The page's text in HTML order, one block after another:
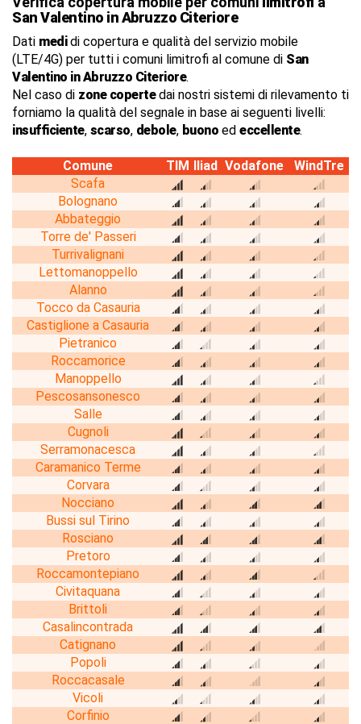
San Valentino in Abruzzo Citeriore
Dati medidi copertura e qualità del servizio mobile
(LTE/4G) per tutti i comuni limitrofi al comune di San
Valentino in Abruzzo Citeriore.
Nel caso di zone copertedai nostri sistemi di rilevamento ti
forniamo la qualità del segnale in base ai seguenti livelli:
insufficiente, scarso, debole, buono ed eccellente.
Comune TIM Iliad Vodafone
WindTre
Scafa
Bolognano
Abbateggio
Torre de' Passeri
Turrivalignani
Lettomanoppello
Alanno
Tocco da Casauria
Castiglione a Casauria
Pietranico
Roccamorice
Manoppello
Pescosansonesco
Salle
Cugnoli
Serramonacesca
Caramanico Terme
Corvara
Nocciano
Bussi sul Tirino
Rosciano
Pretoro
Roccamontepiano
Civitaquana
Brittoli
Casalincontrada
Catignano
Popoli
Roccacasale
Vicoli
Corfinio